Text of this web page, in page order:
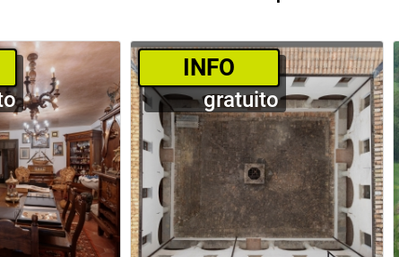
­INFO
gratuito